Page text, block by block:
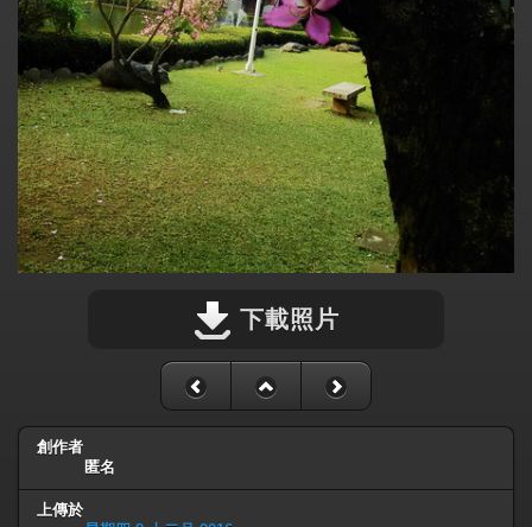
下載照片
創作者
匿名
上傳於